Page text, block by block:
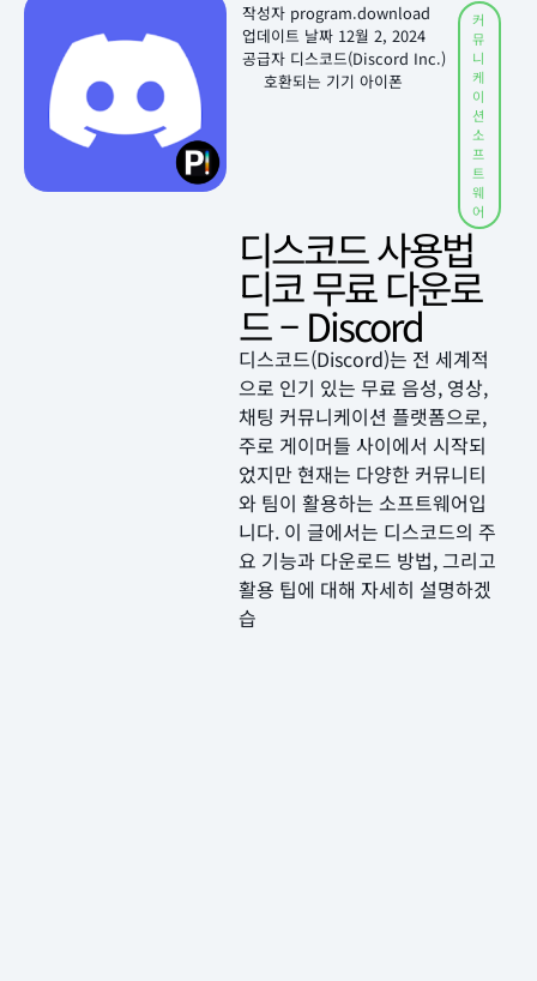
작성자 program.download
업데이트 날짜 12월 2, 2024
공급자 디스코드(Discord Inc.)
호환되는 기기 아이폰
커
뮤
니
케
이
션
소
프
트
웨
어
디스코드 사용법
디코 무료 다운로
드 – Discord
디스코드(Discord)는 전 세계적
으로 인기 있는 무료 음성, 영상,
채팅 커뮤니케이션 플랫폼으로,
주로 게이머들 사이에서 시작되
었지만 현재는 다양한 커뮤니티
와 팀이 활용하는 소프트웨어입
니다. 이 글에서는 디스코드의 주
요 기능과 다운로드 방법, 그리고
활용 팁에 대해 자세히 설명하겠
습